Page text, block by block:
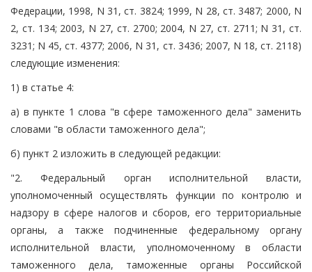
Федерации, 1998, N 31, ст. 3824; 1999, N 28, ст. 3487; 2000, N
2, ст. 134; 2003, N 27, ст. 2700; 2004, N 27, ст. 2711; N 31, ст.
3231; N 45, ст. 4377; 2006, N 31, ст. 3436; 2007, N 18, ст. 2118)
следующие изменения:
1) в статье 4:
а) в пункте 1 слова "в сфере таможенного дела" заменить
словами "в области таможенного дела";
б) пункт 2 изложить в следующей редакции:
"2. Федеральный орган исполнительной власти,
уполномоченный осуществлять функции по контролю и
надзору в сфере налогов и сборов, его территориальные
органы, а также подчиненные федеральному органу
исполнительной власти, уполномоченному в области
таможенного дела, таможенные органы Российской